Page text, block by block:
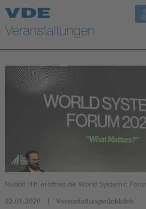
Top Themen
Fokusthemen
Energy
AI & Digital Trust
Mobility
Rudolf Hilti eröffnet die World Systemic
22.01.2026 Veranstaltungsrückblick